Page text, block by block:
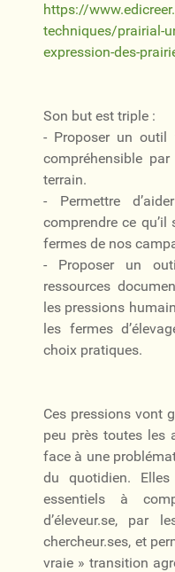
https://
techniques/prairial-
expression-des-
Son but est triple :
- Proposer un outil
compréhensible
terrain.
- Permettre
comprendre ce
fermes de nos
- Proposer un
ressources
les pressions
les fermes
choix pratiques.
Ces pressions vont
peu près toutes les
face à une
du quotidien.
essentiels à
d’éleveur.se, par
chercheur.ses, et
vraie » transition